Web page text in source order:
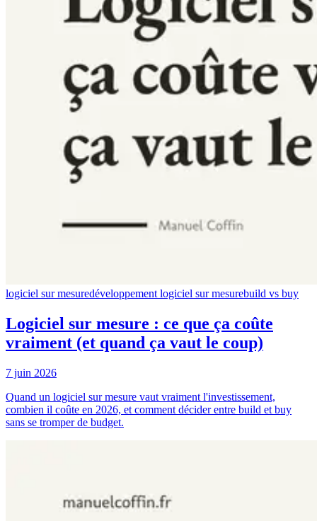
logiciel sur mesuredéveloppement logiciel sur mesurebuild vs buy
Logiciel sur mesure : ce que ça coûte
vraiment (et quand ça vaut le coup)
7 juin 2026
Quand un logiciel sur mesure vaut vraiment l'investissement,
combien il coûte en 2026, et comment décider entre build et buy
sans se tromper de budget.